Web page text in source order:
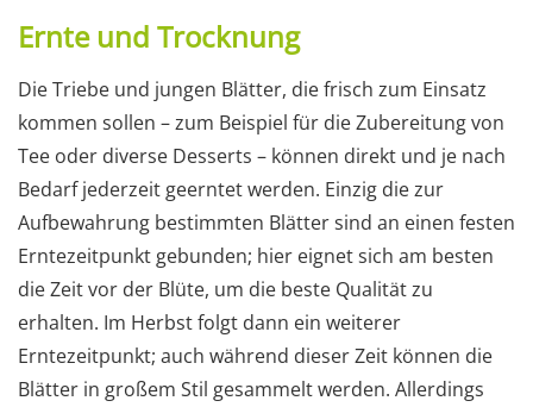
Ernte und Trocknung
Die Triebe und jungen Blätter, die frisch zum Einsatz
kommen sollen – zum Beispiel für die Zubereitung von
Tee oder diverse Desserts – können direkt und je nach
Bedarf jederzeit geerntet werden. Einzig die zur
Aufbewahrung bestimmten Blätter sind an einen festen
Erntezeitpunkt gebunden; hier eignet sich am besten
die Zeit vor der Blüte, um die beste Qualität zu
erhalten. Im Herbst folgt dann ein weiterer
Erntezeitpunkt; auch während dieser Zeit können die
Blätter in großem Stil gesammelt werden. Allerdings